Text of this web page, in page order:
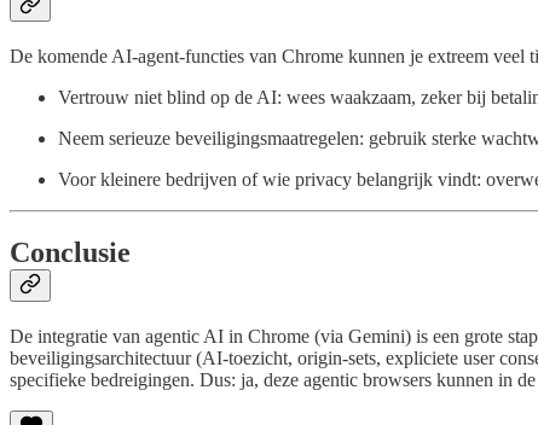
De komende AI-agent-functies van Chrome kunnen je extreem
Vertrouw niet blind op de AI: wees waakzaam, zeker bij
Neem serieuze beveiligingsmaatregelen: gebruik sterke
Voor kleinere bedrijven of wie privacy belangrijk vindt:
Conclusie
De integratie van agentic AI in Chrome (via Gemini) is een grote
beveiligingsarchitectuur (AI-toezicht, origin-sets, expliciete user
specifieke bedreigingen. Dus: ja, deze agentic browsers kunnen in